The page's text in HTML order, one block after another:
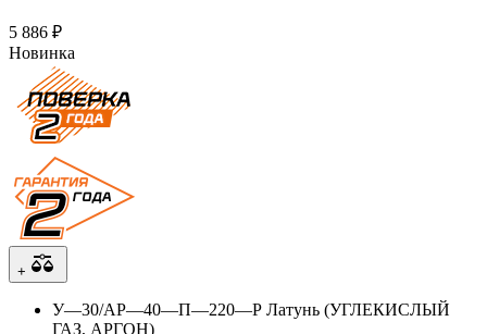
5 886 ₽
Новинка
+
У—30/АР—40—П—220—Р Латунь (УГЛЕКИСЛЫЙ
ГАЗ, АРГОН)